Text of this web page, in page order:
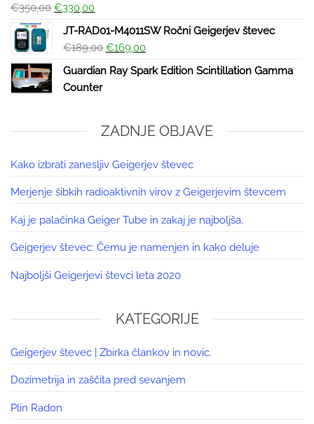
€350,00 €330,00
JT-RAD01-M4011SW Ročni Geigerjev števec
€189,00 €169,00
Guardian Ray Spark Edition Scintillation Gamma
Counter
ZADNJE OBJAVE
Kako izbrati zanesljiv Geigerjev števec
Merjenje šibkih radioaktivnih virov z Geigerjevim števcem
Kaj je palačinka Geiger Tube in zakaj je najboljša.
Geigerjev števec: Čemu je namenjen in kako deluje
Najboljši Geigerjevi števci leta 2020
KATEGORIJE
Geigerjev števec | Zbirka člankov in novic.
Dozimetrija in zaščita pred sevanjem
Plin Radon